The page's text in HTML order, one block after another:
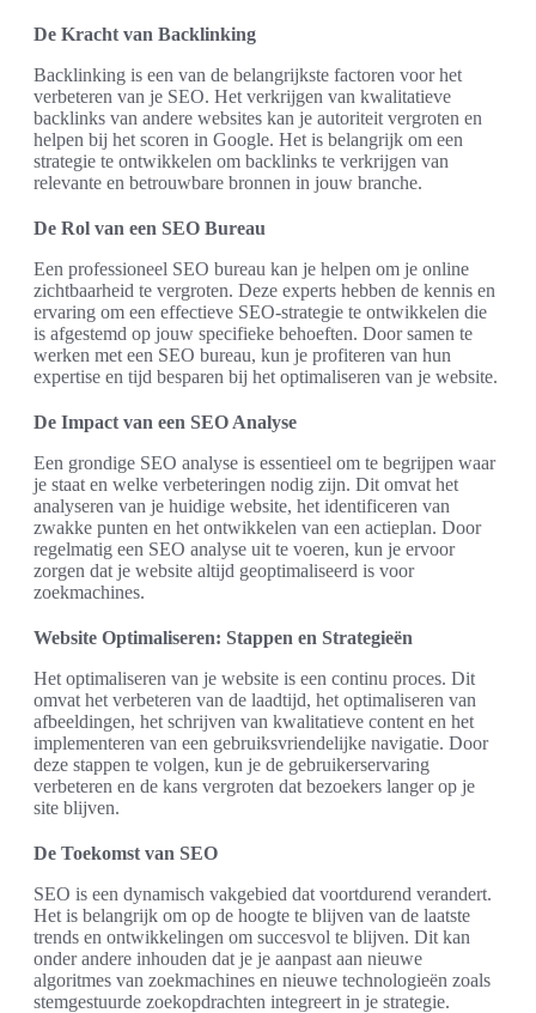
De Kracht van Backlinking
Backlinking is een van de belangrijkste factoren voor het
verbeteren van je SEO. Het verkrijgen van kwalitatieve
backlinks van andere websites kan je autoriteit vergroten en
helpen bij het scoren in Google. Het is belangrijk om een
strategie te ontwikkelen om backlinks te verkrijgen van
relevante en betrouwbare bronnen in jouw branche.
De Rol van een SEO Bureau
Een professioneel SEO bureau kan je helpen om je online
zichtbaarheid te vergroten. Deze experts hebben de kennis en
ervaring om een effectieve SEO-strategie te ontwikkelen die
is afgestemd op jouw specifieke behoeften. Door samen te
werken met een SEO bureau, kun je profiteren van hun
expertise en tijd besparen bij het optimaliseren van je website.
De Impact van een SEO Analyse
Een grondige SEO analyse is essentieel om te begrijpen waar
je staat en welke verbeteringen nodig zijn. Dit omvat het
analyseren van je huidige website, het identificeren van
zwakke punten en het ontwikkelen van een actieplan. Door
regelmatig een SEO analyse uit te voeren, kun je ervoor
zorgen dat je website altijd geoptimaliseerd is voor
zoekmachines.
Website Optimaliseren: Stappen en Strategieën
Het optimaliseren van je website is een continu proces. Dit
omvat het verbeteren van de laadtijd, het optimaliseren van
afbeeldingen, het schrijven van kwalitatieve content en het
implementeren van een gebruiksvriendelijke navigatie. Door
deze stappen te volgen, kun je de gebruikerservaring
verbeteren en de kans vergroten dat bezoekers langer op je
site blijven.
De Toekomst van SEO
SEO is een dynamisch vakgebied dat voortdurend verandert.
Het is belangrijk om op de hoogte te blijven van de laatste
trends en ontwikkelingen om succesvol te blijven. Dit kan
onder andere inhouden dat je je aanpast aan nieuwe
algoritmes van zoekmachines en nieuwe technologieën zoals
stemgestuurde zoekopdrachten integreert in je strategie.